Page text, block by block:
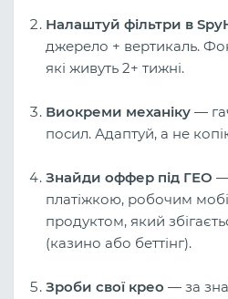
Налаштуй фільтри в
джерело + вертикаль.
які живуть 2+ тижні.
Виокреми механіку —
посил. Адаптуй, а не
Знайди оффер під ГЕО —
платіжкою, робочим
продуктом, який
(казино або беттінг).
Зроби свої крео — за